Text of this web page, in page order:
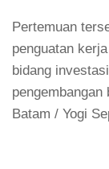
Pertemuan
penguatan
bidang
Batam / Yogi